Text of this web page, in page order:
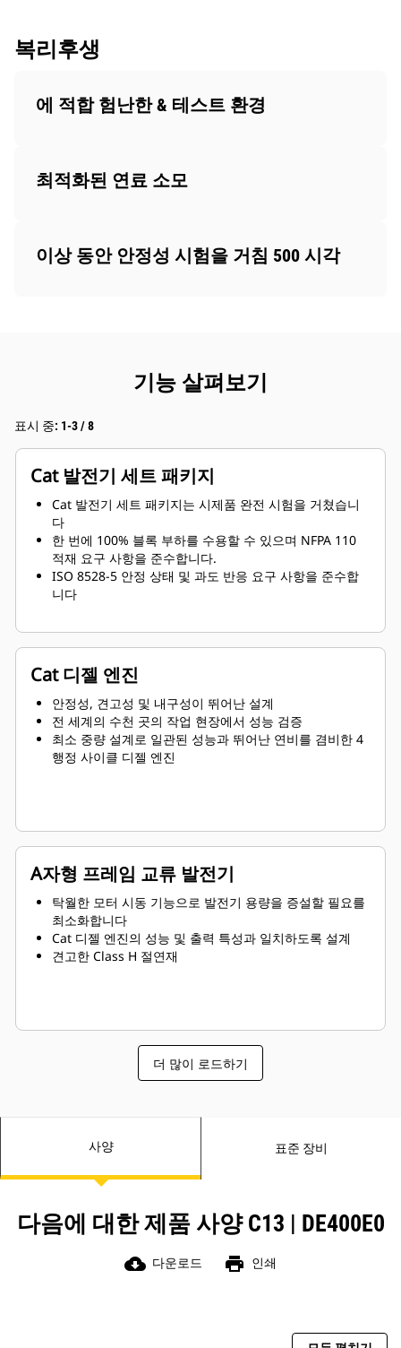
복리후생
에 적합 험난한 & 테스트 환경
최적화된 연료 소모
이상 동안 안정성 시험을 거침 500 시각
기능 살펴보기
표시 중: 1-3 / 8
Cat 발전기 세트 패키지
Cat 발전기 세트 패키지는 시제품 완전 시험을 거쳤습니
다
한 번에 100% 블록 부하를 수용할 수 있으며 NFPA 110
적재 요구 사항을 준수합니다.
ISO 8528-5 안정 상태 및 과도 반응 요구 사항을 준수합
니다
Cat 디젤 엔진
안정성, 견고성 및 내구성이 뛰어난 설계
전 세계의 수천 곳의 작업 현장에서 성능 검증
최소 중량 설계로 일관된 성능과 뛰어난 연비를 겸비한 4
행정 사이클 디젤 엔진
A자형 프레임 교류 발전기
탁월한 모터 시동 기능으로 발전기 용량을 증설할 필요를
최소화합니다
Cat 디젤 엔진의 성능 및 출력 특성과 일치하도록 설계
견고한 Class H 절연재
더 많이 로드하기
사양 표준 장비
다음에 대한 제품 사양 C13 | DE400E0
cloud_download 다운로드 print 인쇄